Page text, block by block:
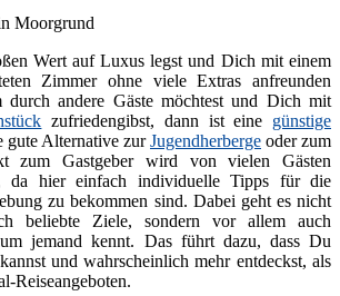
Wert auf Luxus legst und Dich mit einem
Zimmer ohne viele Extras anfreunden
durch andere Gäste möchtest und Dich mit
zufriedengibst, dann ist eine günstige
gute Alternative zurJugendherberge oder zum
zum Gastgeber wird von vielen Gästen
da hier einfach individuelle Tipps für die
zu bekommen sind. Dabei geht es nicht
beliebte Ziele, sondern vor allem auch
jemand kennt. Das führt dazu, dass Du
und wahrscheinlich mehr entdeckst, als
Reiseangeboten.